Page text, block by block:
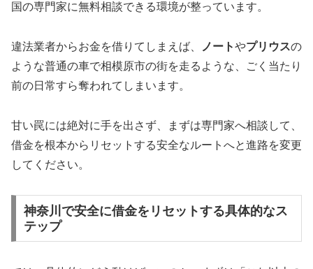
国の専門家に無料相談できる環境が整っています。
違法業者からお金を借りてしまえば、 ノートやプリウスの
ような普通の車で相模原市の街を走るような、ごく当たり
前の日常すら奪われてしまいます。
甘い罠には絶対に手を出さず、まずは専門家へ相談して、
借金を根本からリセットする安全なルートへと進路を変更
してください。
神奈川で安全に借金をリセットする具体的なス
テップ